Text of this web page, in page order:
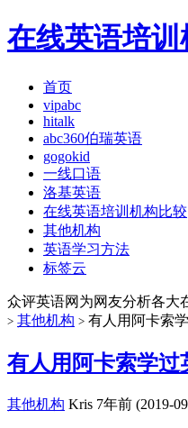
在线英语培
首页
vipabc
hitalk
abc360伯瑞英语
gogokid
一线口语
洛基英语
在线英语培训机构比较
其他机构
英语学习方法
标签云
众评英语网为网友分析各大
> 其他机构 > 有人用阿卡索
有人用阿卡索学过
其他机构 Kris 7年前 (2019-